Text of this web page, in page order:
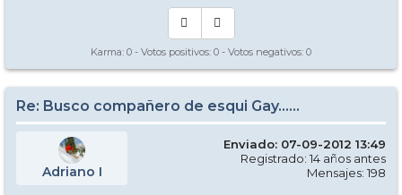
Karma: 0 - Votos positivos: 0 - Votos negativos: 0
Re: Busco compañero de esqui Gay......
Adriano I
Enviado: 07-09-2012 13:49
Registrado: 14 años antes
Mensajes: 198